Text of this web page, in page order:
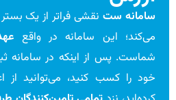
سامانه ستنقشی فراتر از یک بستر
می‌کند؛ این سامانه در واقع
شماست. پس از اینکه در سامانه
خود را کسب کنید، می‌توانید از